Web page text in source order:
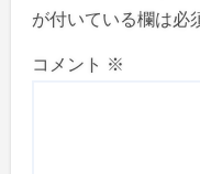
が付いている欄は必
コメント ※